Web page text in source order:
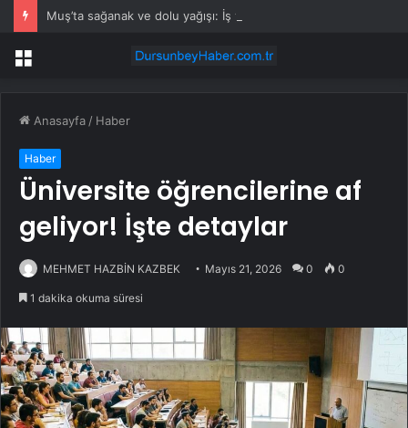
Muş’ta sağanak ve dolu yağışı: İş yerlerini su bastı
Menü
Anasayfa / Haber
Haber
Üniversite öğrencilerine af
geliyor! İşte detaylar
MEHMET HAZBİN KAZBEK Mayıs 21, 2026 0 0
1 dakika okuma süresi